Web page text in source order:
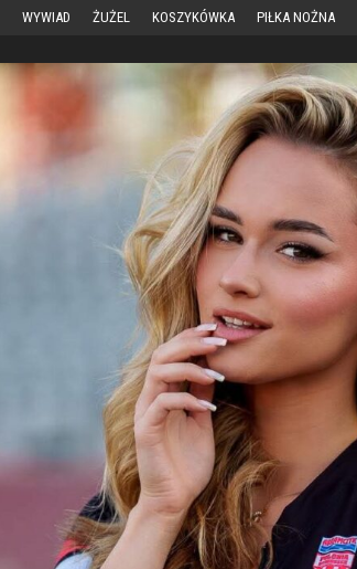
WYWIAD ŻUŻEL KOSZYKÓWKA PIŁKA NOŻNA